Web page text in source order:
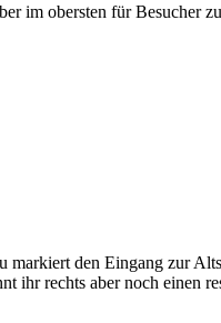
im obersten für
den Eingang zur
ihr rechts aber noch einen